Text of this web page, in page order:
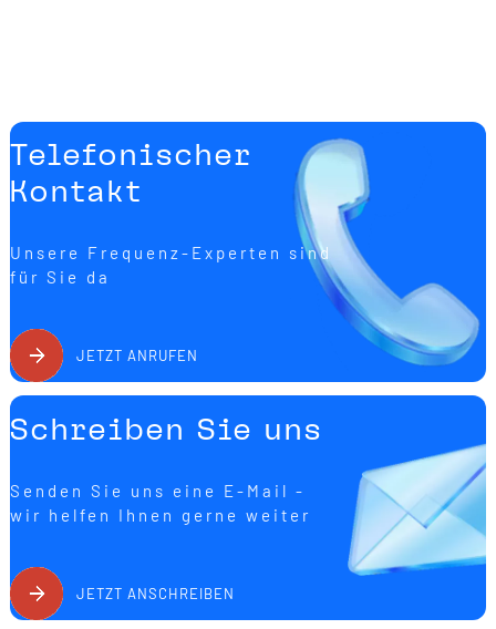
Telefonischer
Kontakt
Unsere Frequenz-Experten sind
für Sie da
JETZT ANRUFEN
Schreiben Sie uns
Senden Sie uns eine E-Mail -
wir helfen Ihnen gerne weiter
JETZT ANSCHREIBEN